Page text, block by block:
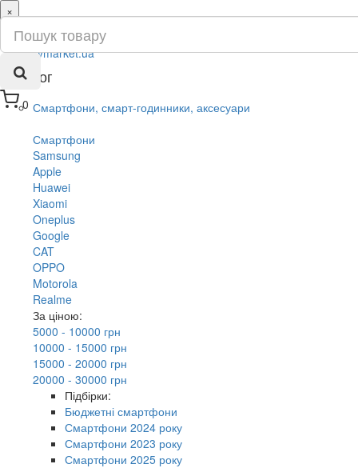
0
×
ru
ua
Каталог
Смартфони, смарт-годинники, аксесуари
Смартфони
Samsung
Apple
Huawei
Xiaomi
Oneplus
Google
CAT
OPPO
Motorola
Realme
За ціною:
5000 - 10000 грн
10000 - 15000 грн
15000 - 20000 грн
20000 - 30000 грн
Підбірки:
Бюджетні смартфони
Смартфони 2024 року
Смартфони 2023 року
Смартфони 2025 року